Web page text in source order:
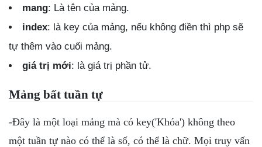
mang: Là tên của mảng.
index: là key của mảng, nếu không điền thì php sẽ
tự thêm vào cuối mảng.
giá trị mới: là giá trị phần tử.
Mảng bất tuần tự
-Đây là một loại mảng mà có key('Khóa') không theo
một tuần tự nào có thể là số, có thể là chữ. Mọi truy vấn